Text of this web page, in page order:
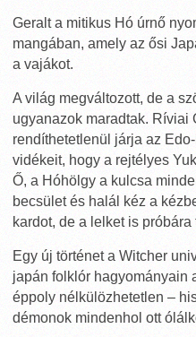
Geralt a mitikus Hó úrnő
mangában, amely az ősi
a vajákot.
A világ megváltozott, de a
ugyanazok maradtak. Ríviai
rendíthetetlenül járja az
vidékeit, hogy a rejtélyes
Ő, a Hóhölgy a kulcsa
becsület és halál kéz a
kardot, de a lelket is
Egy új történet a Witcher
japán folklór hagyományain
éppoly nélkülözhetetlen –
démonok mindenhol ott